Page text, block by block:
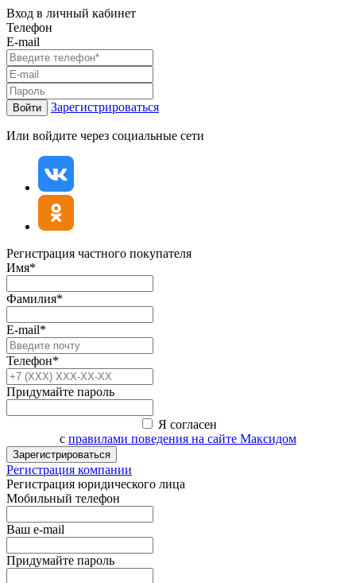
Вход в личный кабинет
Телефон
E-mail
Войти Зарегистрироваться
Или войдите через социальные сети
Регистрация частного покупателя
Имя*
Фамилия*
E-mail*
Телефон*
Придумайте пароль
Я согласен
с правилами поведения на сайте Максидом
Зарегистрироваться
Регистрация компании
Регистрация юридического лица
Мобильный телефон
Ваш e-mail
Придумайте пароль